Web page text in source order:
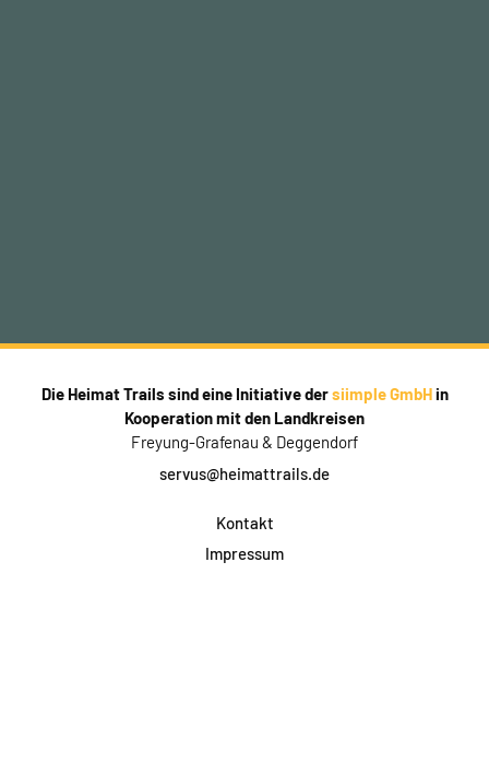
Die Heimat Trails sind eine Initiative dersiimple GmbHin
Kooperation mit den Landkreisen
Freyung-Grafenau & Deggendorf
servus@heimattrails.de
Kontakt
Impressum